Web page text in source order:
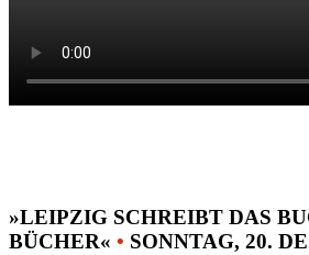
»LEIPZIG SCHREIBT DAS
BÜCHER« • SONNTAG, 20.